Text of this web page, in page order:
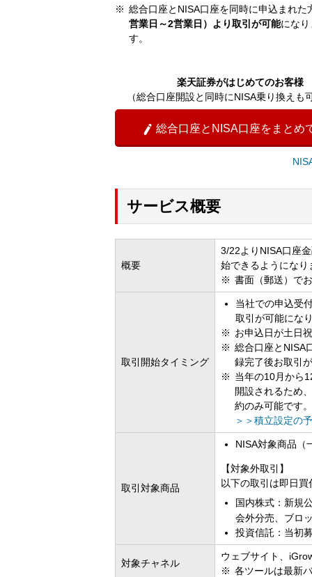
総合口座とNISA口座を同時に申込まれ
営業日～2営業日）より取引が可能になり
す。
楽天証券がはじめてのお客様
（総合口座開設と同時にNISA乗り換えも
 総合口座とNISA口座をまとめ
サービス概要
概要
3/22よりNISA口座
始できるようになり
書面（郵送）で
取引開始タイミング
当社での申込受
取引が可能にな
お申込日が土日
総合口座とNISA
録完了後お取引
当年の10月から
開設されるため
約のみ可能です。
＞＞積立設定の
取引対象商品
NISA対象商品（
【対象外取引】
以下の取引は即日
国内株式：新規
会外分売、ブロ
投資信託：当初
対象チャネル
ウェブサイト、
各ツールは最新